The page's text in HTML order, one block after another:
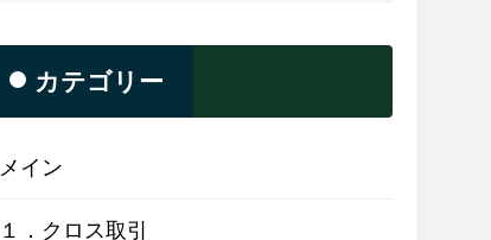
カテゴリー
メイン
１．クロス取引